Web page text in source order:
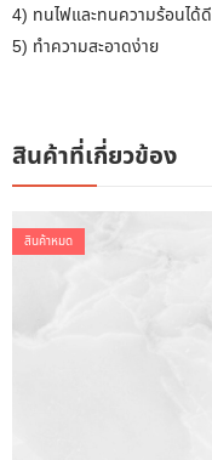
4) ทนไฟและทนความร้อนไ
5) ทำความสะอาดง่าย
สินค้าที่เกี่ยวข้อง
สินค้าหมด